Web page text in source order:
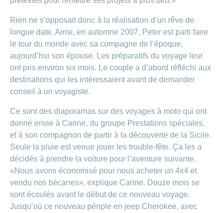
Rien ne s’opposait donc à la réalisation d’un rêve de
longue date. Ainsi, en automne 2007, Peter est parti faire
le tour du monde avec sa compagne de l’époque,
aujourd’hui son épouse. Les préparatifs du voyage leur
ont pris environ six mois. Le couple a d’abord réfléchi aux
destinations qui les intéressaient avant de demander
conseil à un voyagiste.
Ce sont des diaporamas sur des voyages à moto qui ont
donné envie à Carine, du groupe Prestations spéciales,
et à son compagnon de partir à la découverte de la Sicile.
Seule la pluie est venue jouer les trouble-fête. Ça les a
décidés à prendre la voiture pour l’aventure suivante.
«Nous avons économisé pour nous acheter un 4x4 et
vendu nos bécanes», explique Carine. Douze mois se
sont écoulés avant le début de ce nouveau voyage.
Jusqu’où ce nouveau périple en jeep Cherokee, avec